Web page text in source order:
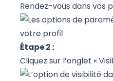
Rendez-vous dans vos
Étape 2 :
Cliquez sur l’onglet «